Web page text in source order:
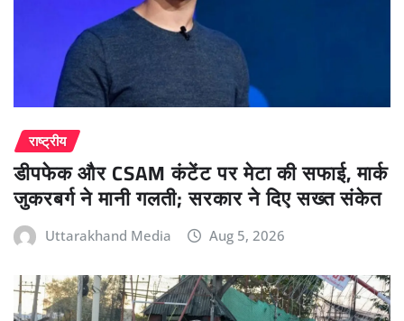
राष्ट्रीय
डीपफेक और CSAM कंटेंट पर मेटा की सफाई, मार्क
जुकरबर्ग ने मानी गलती; सरकार ने दिए सख्त संकेत
Uttarakhand Media Aug 5, 2026